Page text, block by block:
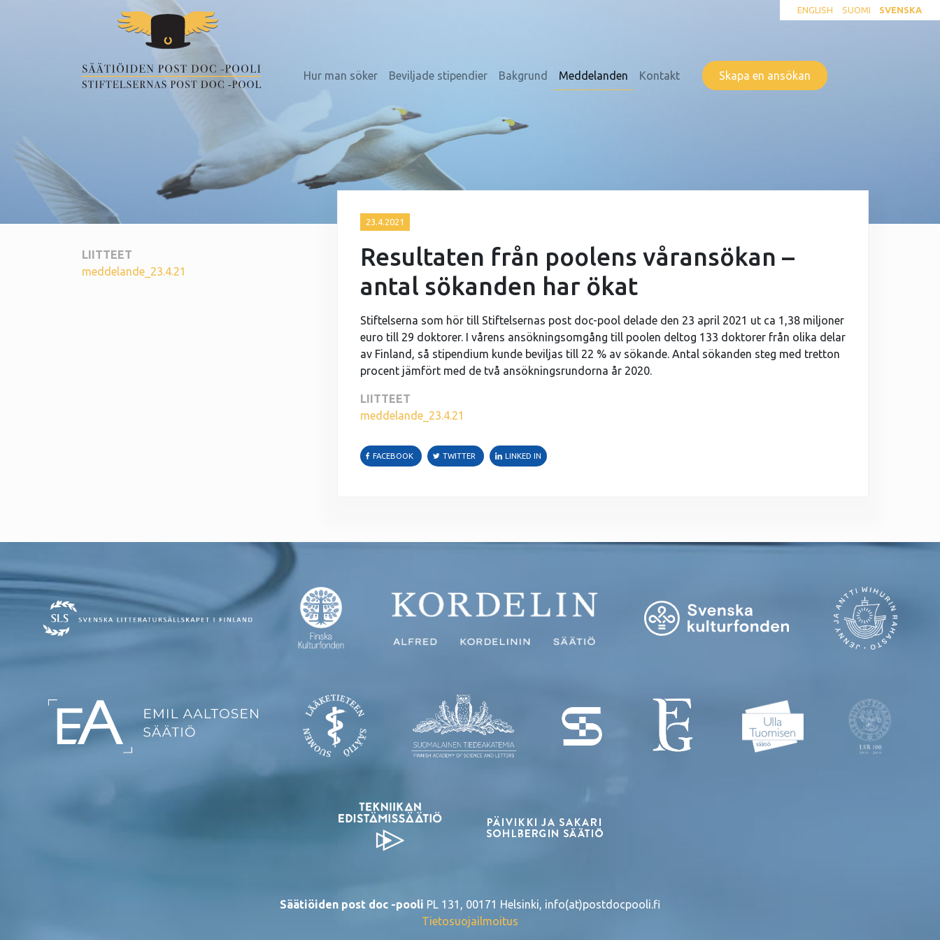
ENGLISH SUOMI SVENSKA
Hur man söker Beviljade stipendier Bakgrund Meddelanden Kontakt Skapa en ansökan
LIITTEET
meddelande_23.4.21
23.4.2021
Resultaten från poolens våransökan –
antal sökanden har ökat
Stiftelserna som hör till Stiftelsernas post doc-pool delade den 23 april 2021 ut ca 1,38 miljoner
euro till 29 doktorer. I vårens ansökningsomgång till poolen deltog 133 doktorer från olika delar
av Finland, så stipendium kunde beviljas till 22 % av sökande. Antal sökanden steg med tretton
procent jämfört med de två ansökningsrundorna år 2020.
LIITTEET
meddelande_23.4.21
FACEBOOK TWITTER LINKED IN
Säätiöiden post doc -pooli PL 131, 00171 Helsinki, info(at)postdocpooli.fi
Tietosuojailmoitus